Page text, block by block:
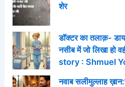
शेर
डॉक्टर का तलाक़-
नसीब में जो लिखा हो
story : Shmuel
नवाब सलीमुल्लाह